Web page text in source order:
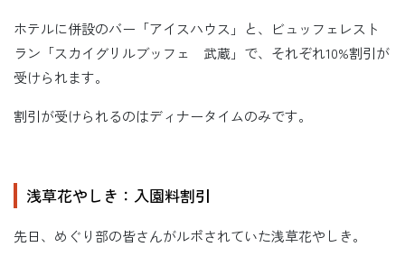
ホテルに併設のバー「アイスハウス」と、ビュッフェレスト
ラン「スカイグリルブッフェ 武蔵」で、それぞれ10%割引が
受けられます。
割引が受けられるのはディナータイムのみです。
浅草花やしき：入園料割引
先日、めぐり部の皆さんがルポされていた浅草花やしき。